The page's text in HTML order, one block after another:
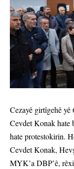
Cezayê girtîgehê
Cevdet Konak hate
hate protestokirin.
Cevdet Konak,
MYK’a DBP’ê,